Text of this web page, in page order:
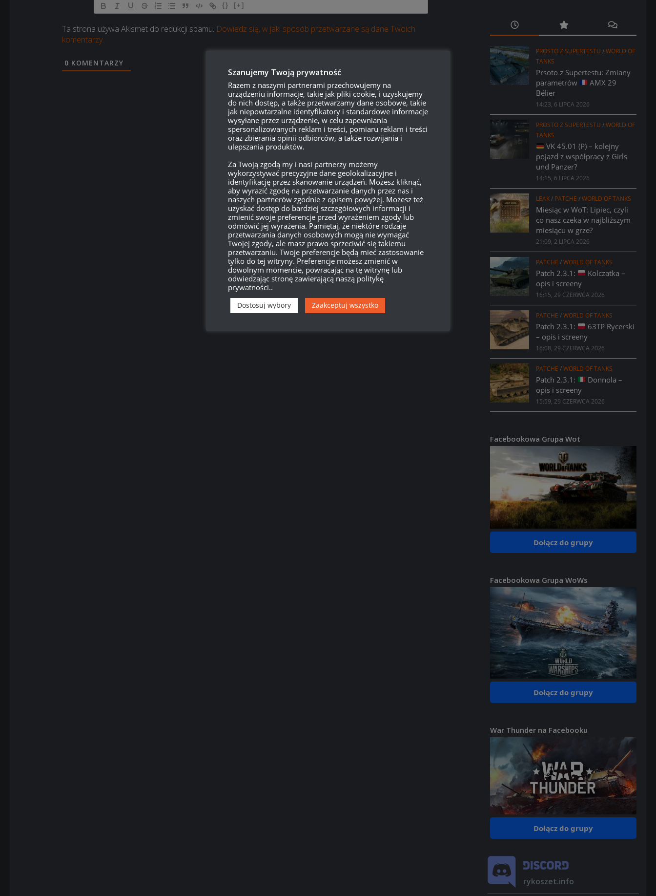
{} [+]
Ta strona używa Akismet do redukcji spamu. Dowiedz się, w jaki sposób przetwarzane są dane Twoich
komentarzy.
0 KOMENTARZY
PROSTO Z SUPERTESTU /WORLD OF
TANKS
Prsoto z Supertestu: Zmiany
parametrów
AMX 29
Bélier
14:23, 6 LIPCA 2026
PROSTO Z SUPERTESTU /WORLD OF
TANKS
VK 45.01 (P) – kolejny
pojazd z współpracy z Girls
und Panzer?
14:15, 6 LIPCA 2026
LEAK/ PATCHE /WORLD OF TANKS
Miesiąc w WoT: Lipiec, czyli
co nasz czeka w najbliższym
miesiącu w grze?
21:09, 2 LIPCA 2026
PATCHE /WORLD OF TANKS
Patch 2.3.1:
Kolczatka –
opis i screeny
16:15, 29 CZERWCA 2026
PATCHE /WORLD OF TANKS
Patch 2.3.1:
63TP Rycerski
– opis i screeny
16:08, 29 CZERWCA 2026
PATCHE /WORLD OF TANKS
Patch 2.3.1:
Donnola –
opis i screeny
15:59, 29 CZERWCA 2026
Facebookowa Grupa Wot
Dołącz do grupy
Facebookowa Grupa WoWs
Dołącz do grupy
War Thunder na Facebooku
Dołącz do grupy
rykoszet.info
Szanujemy Twoją prywatność
Razem z naszymi partnerami przechowujemy na
urządzeniu informacje, takie jak pliki cookie, i uzyskujemy
do nich dostęp, a także przetwarzamy dane osobowe, takie
jak niepowtarzalne identyfikatory i standardowe informacje
wysyłane przez urządzenie, w celu zapewniania
spersonalizowanych reklam i treści, pomiaru reklam i treści
oraz zbierania opinii odbiorców, a także rozwijania i
ulepszania produktów.
Za Twoją zgodą my i nasi partnerzy możemy
wykorzystywać precyzyjne dane geolokalizacyjne i
identyfikację przez skanowanie urządzeń. Możesz kliknąć,
aby wyrazić zgodę na przetwarzanie danych przez nas i
naszych partnerów zgodnie z opisem powyżej. Możesz też
uzyskać dostęp do bardziej szczegółowych informacji i
zmienić swoje preferencje przed wyrażeniem zgody lub
odmówić jej wyrażenia. Pamiętaj, że niektóre rodzaje
przetwarzania danych osobowych mogą nie wymagać
Twojej zgody, ale masz prawo sprzeciwić się takiemu
przetwarzaniu. Twoje preferencje będą mieć zastosowanie
tylko do tej witryny. Preferencje możesz zmienić w
dowolnym momencie, powracając na tę witrynę lub
odwiedzając stronę zawierającą naszą politykę
prywatności..
Dostosuj wybory Zaakceptuj wszystko